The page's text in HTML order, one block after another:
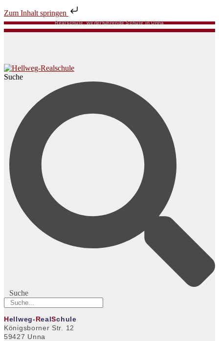
Zum Inhalt springen
Realschule, weiterführende Schule in Unna
Suche
Suche
Hellweg-RealSchule
Königsborner Str. 12
59427 Unna